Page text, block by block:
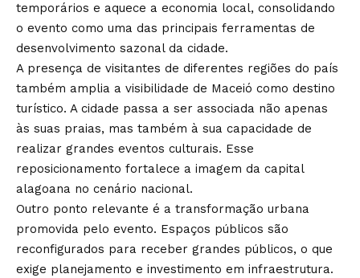
temporários e aquece a economia local, consolidando
o evento como uma das principais ferramentas de
desenvolvimento sazonal da cidade.
A presença de visitantes de diferentes regiões do país
também amplia a visibilidade de Maceió como destino
turístico. A cidade passa a ser associada não apenas
às suas praias, mas também à sua capacidade de
realizar grandes eventos culturais. Esse
reposicionamento fortalece a imagem da capital
alagoana no cenário nacional.
Outro ponto relevante é a transformação urbana
promovida pelo evento. Espaços públicos são
reconfigurados para receber grandes públicos, o que
exige planejamento e investimento em infraestrutura.